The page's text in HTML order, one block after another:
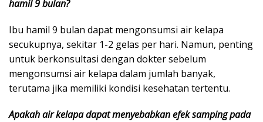
hamil 9 bulan?
Ibu hamil 9 bulan dapat mengonsumsi air kelapa
secukupnya, sekitar 1-2 gelas per hari. Namun, penting
untuk berkonsultasi dengan dokter sebelum
mengonsumsi air kelapa dalam jumlah banyak,
terutama jika memiliki kondisi kesehatan tertentu.
Apakah air kelapa dapat menyebabkan efek samping pada